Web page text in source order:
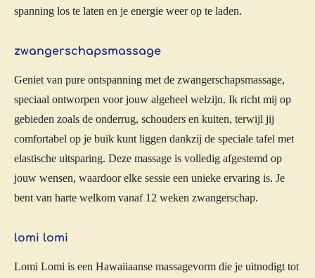
spanning los te laten en je energie weer op te laden.
zwangerschapsmassage
Geniet van pure ontspanning met de zwangerschapsmassage,
speciaal ontworpen voor jouw algeheel welzijn. Ik richt mij op
gebieden zoals de onderrug, schouders en kuiten, terwijl jij
comfortabel op je buik kunt liggen dankzij de speciale tafel met
elastische uitsparing. Deze massage is volledig afgestemd op
jouw wensen, waardoor elke sessie een unieke ervaring is. Je
bent van harte welkom vanaf 12 weken zwangerschap.
lomi lomi
Lomi Lomi is een Hawaiiaanse massagevorm die je uitnodigt tot